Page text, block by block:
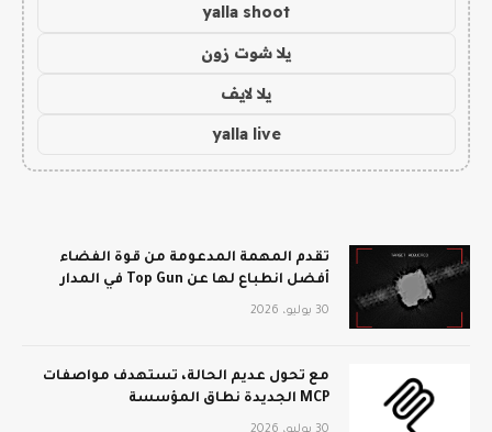
yalla shoot
يلا شوت زون
يلا لايف
yalla live
تقدم المهمة المدعومة من قوة الفضاء
أفضل انطباع لها عن Top Gun في المدار
30 يوليو، 2026
مع تحول عديم الحالة، تستهدف مواصفات
MCP الجديدة نطاق المؤسسة